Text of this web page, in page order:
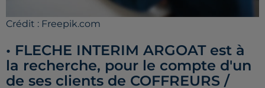
Crédit : Freepik.com
• FLECHE INTERIM ARGOAT est à
la recherche, pour le compte d'un
de ses clients de COFFREURS /